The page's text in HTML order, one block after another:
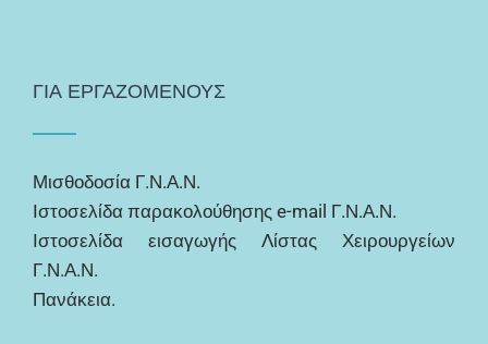
ΓΙΑ ΕΡΓΑΖΟΜΕΝΟΥΣ
Μισθοδοσία Γ.Ν.Α.Ν.
Ιστοσελίδα παρακολούθησης e-mail Γ.Ν.Α.Ν.
Ιστοσελίδα εισαγωγής Λίστας Χειρουργείων
Γ.Ν.Α.Ν.
Πανάκεια.